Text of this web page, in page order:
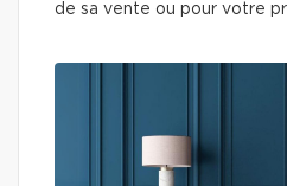
de sa vente ou pour votre